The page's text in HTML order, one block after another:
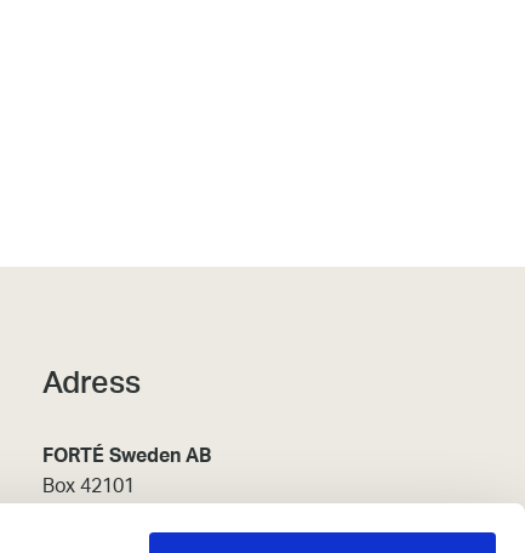
Adress
FORTÉ Sweden AB
Box 42101